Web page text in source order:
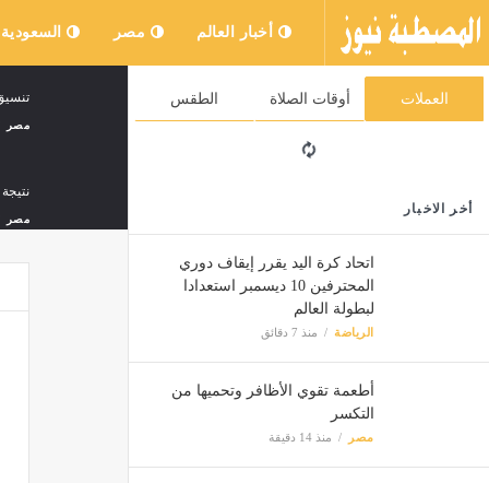
أخبار العالم مصر السعودية
العملات أوقات الصلاة الطقس
أخر الاخبار
اتحاد كرة اليد يقرر إيقاف دوري
المحترفين 10 ديسمبر استعدادا
لبطولة العالم
الرياضة منذ 7 دقائق
أطعمة تقوي الأظافر وتحميها من
التكسر
مصر منذ 14 دقيقة
مصر
مصر